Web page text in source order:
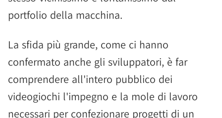
portfolio della macchina.
La sfida più grande, come ci hanno
confermato anche gli sviluppatori, è far
comprendere all'intero pubblico dei
videogiochi l'impegno e la mole di lavoro
necessari per confezionare progetti di un